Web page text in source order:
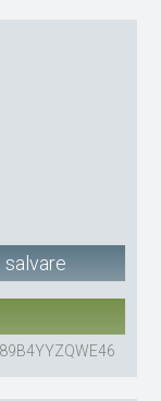
salvare